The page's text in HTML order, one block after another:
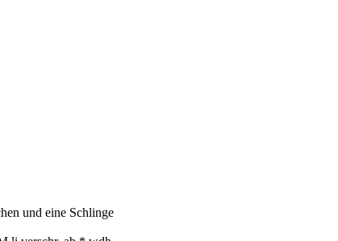
und eine Schlinge